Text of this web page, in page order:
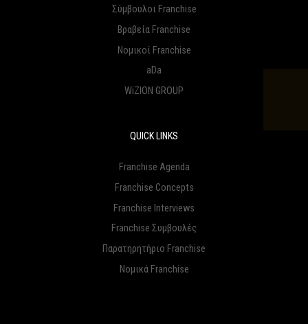
Σύμβουλοι Franchise
Βραβεία Franchise
Νομικοί Franchise
aDa
WiZION GROUP
QUICK LINKS
Franchise Agenda
Franchise Concepts
Franchise Interviews
Franchise Συμβουλές
Παρατηρητήριο Franchise
Νομικά Franchise